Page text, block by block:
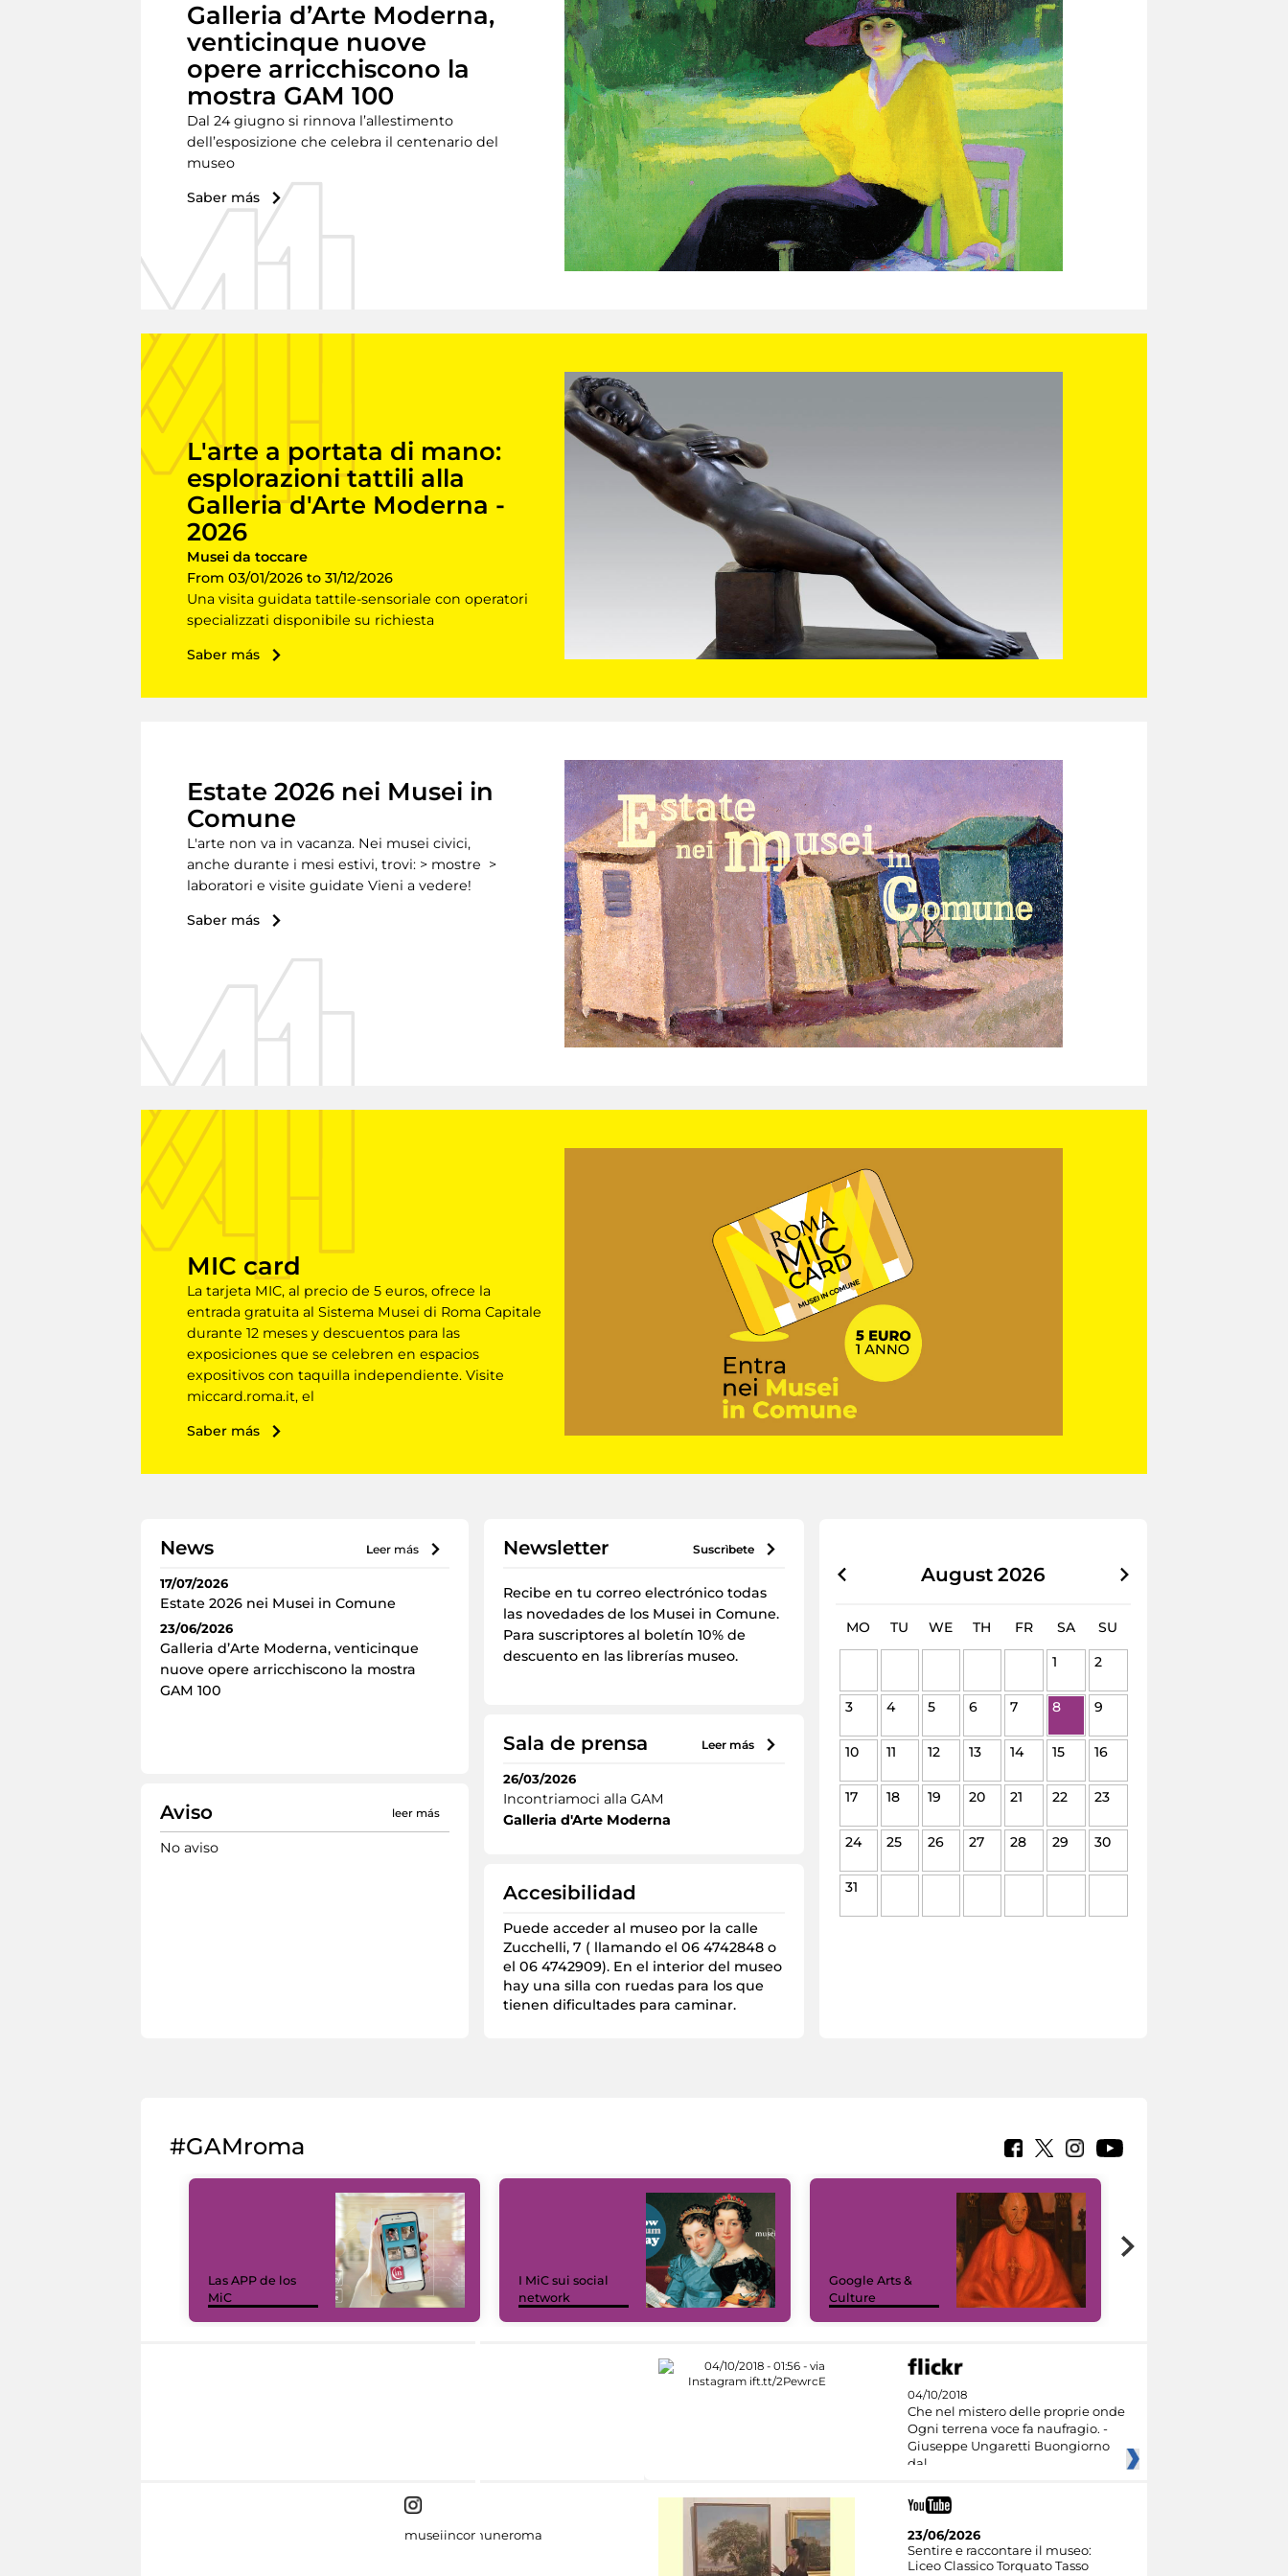
Galleria d’Arte Moderna,
venticinque nuove
opere arricchiscono la
mostra GAM 100
Dal 24 giugno si rinnova l’allestimento
dell’esposizione che celebra il centenario del
museo
Saber más
L'arte a portata di mano:
esplorazioni tattili alla
Galleria d'Arte Moderna -
2026
Musei da toccare
From 03/01/2026 to 31/12/2026
Una visita guidata tattile-sensoriale con operatori
specializzati disponibile su richiesta
Saber más
Estate 2026 nei Musei in
Comune
L'arte non va in vacanza. Nei musei civici,
anche durante i mesi estivi, trovi: > mostre >
laboratori e visite guidate Vieni a vedere!
Saber más
MIC card
La tarjeta MIC, al precio de 5 euros, ofrece la
entrada gratuita al Sistema Musei di Roma Capitale
durante 12 meses y descuentos para las
exposiciones que se celebren en espacios
expositivos con taquilla independiente. Visite
miccard.roma.it, el
Saber más
News leer más
17/07/2026
Estate 2026 nei Musei in Comune
23/06/2026
Galleria d’Arte Moderna, venticinque
nuove opere arricchiscono la mostra
GAM 100
Aviso leer más
No aviso
Newsletter suscrìbete
Recibe en tu correo electrónico todas
las novedades de los Musei in Comune.
Para suscriptores al boletín 10% de
descuento en las librerías museo.
Sala de prensa leer más
26/03/2026
Incontriamoci alla GAM
Galleria d'Arte Moderna
Accesibilidad
Puede acceder al museo por la calle
Zucchelli, 7 ( llamando el 06 4742848 o
el 06 4742909). En el interior del museo
hay una silla con ruedas para los que
tienen dificultades para caminar.
August 2026
MO TU WE TH FR SA
SU
1
2
3 4 5 6 7 8 9
10 11 12 13 14 15 16
17 18 19 20 21 22 23
24 25 26 27 28 29 30
31
#GAMroma
Las APP de los
MiC
I MiC sui social
network
Google Arts &
Culture
04/10/2018
Che nel mistero delle proprie onde
Ogni terrena voce fa naufragio. -
Giuseppe Ungaretti Buongiorno
dal
museiincomuneroma
23/06/2026
Sentire e raccontare il museo:
Liceo Classico Torquato Tasso